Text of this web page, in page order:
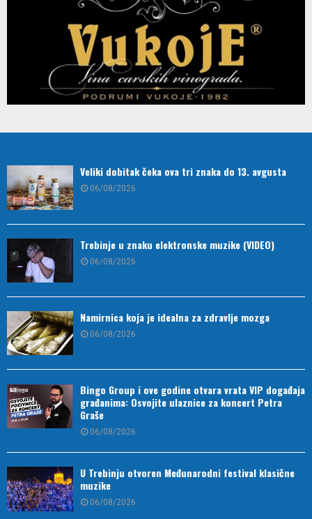
Veliki dobitak čeka ova tri znaka do 13. avgusta
06/08/2026
Trebinje u znaku elektronske muzike (VIDEO)
06/08/2026
Namirnica koja je idealna za zdravlje mozga
06/08/2026
Bingo Group i ove godine otvara vrata VIP događaja
građanima: Osvojite ulaznice za koncert Petra
Graše
06/08/2026
U Trebinju otvoren Međunarodni festival klasične
muzike
06/08/2026